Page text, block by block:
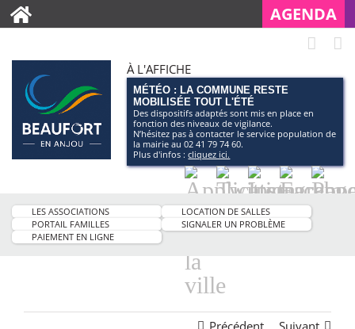
AGENDA
À L'AFFICHE
MÉTÉO : LA COMMUNE RESTE
MOBILISÉE TOUT L'ÉTÉ
Des dispositifs adaptés sont mis en place en
fonction des niveaux de vigilance.
N’hésitez pas à contacter le service population de
la mairie au 02 41 79 74 60.
Plus d'infos :cliquez ici.
Application
smartphone
de
ville
Twitter
Instagram
LES ASSOCIATIONS
LOCATION DE SALLES
PORTAIL FAMILLES
SIGNALER UN PROBLÈME
PAIEMENT EN LIGNE
Précédent Suivant